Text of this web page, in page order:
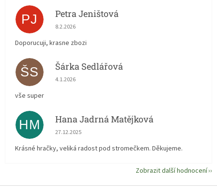
PJ Petra Jeništová
Hodnocení obchodu je 5 z 5 hvězdiček.
8.2.2026
Doporucuji, krasne zbozi
ŠS Šárka Sedlářová
Hodnocení obchodu je 5 z 5 hvězdiček.
4.1.2026
vše super
HM Hana Jadrná Matějková
Hodnocení obchodu je 5 z 5 hvězdiček.
27.12.2025
Krásné hračky, veliká radost pod stromečkem. Děkujeme.
Zobrazit další hodnocení